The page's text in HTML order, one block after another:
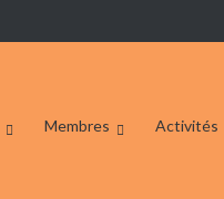
Membres Activités